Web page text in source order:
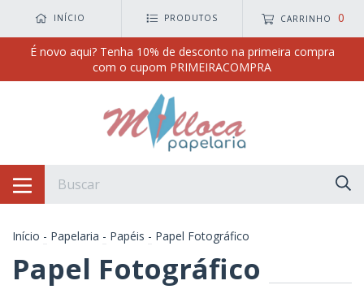
INÍCIO PRODUTOS CARRINHO 0
É novo aqui? Tenha 10% de desconto na primeira compra
com o cupom PRIMEIRACOMPRA
Início - Papelaria - Papéis - Papel Fotográfico
Papel Fotográfico